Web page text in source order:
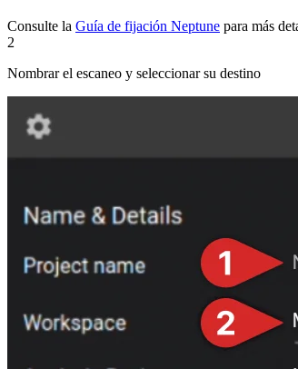
Consulte la Guía de fijación Neptune para más
2
Nombrar el escaneo y seleccionar su destino